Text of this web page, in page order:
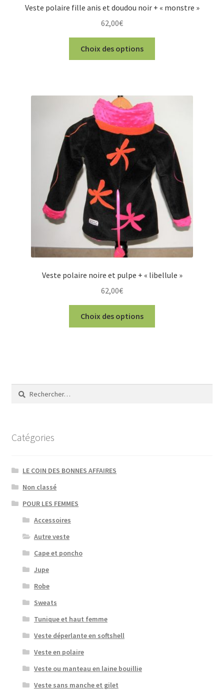
Veste polaire fille anis et doudou noir + « monstre »
62,00€
Choix des options
variations.
options
peuvent
choisies
sur
la
page
du
produit
Veste polaire noire et pulpe + « libellule »
62,00€
Choix des options
options
Rechercher :
Catégories
LE COIN DES BONNES AFFAIRES
Non classé
POUR LES FEMMES
Accessoires
Autre veste
Cape et poncho
Jupe
Robe
Sweats
Tunique et haut femme
Veste déperlante en softshell
Veste en polaire
Veste ou manteau en laine bouillie
Veste sans manche et gilet